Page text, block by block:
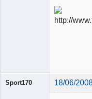
Sport170 18/06/